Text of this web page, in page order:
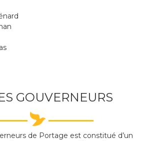
GOUVERNEURS
de Portage est constitué d’un